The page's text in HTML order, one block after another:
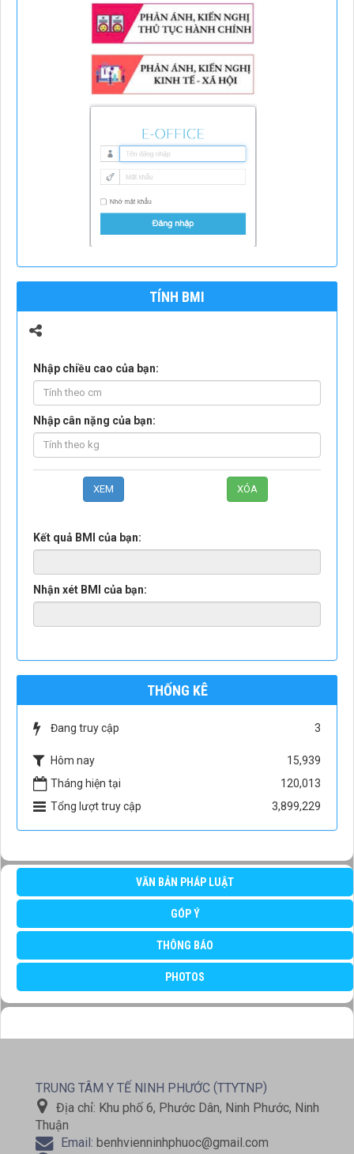
TÍNH BMI
Nhập chiều cao của bạn:
Nhập cân nặng của bạn:
Kết quả BMI của bạn:
Nhận xét BMI của bạn:
THỐNG KÊ
Đang truy cập 3
Hôm nay
15,939
Tháng hiện tại
120,013
Tổng lượt truy cập
3,899,229
VĂN BẢN PHÁP LUẬT
GÓP Ý
THÔNG BÁO
PHOTOS
TRUNG TÂM Y TẾ NINH PHƯỚC (TTYTNP)
Địa chỉ: Khu phố 6, Phước Dân, Ninh Phước, Ninh
Thuận
Email: benhvienninhphuoc@gmail.com